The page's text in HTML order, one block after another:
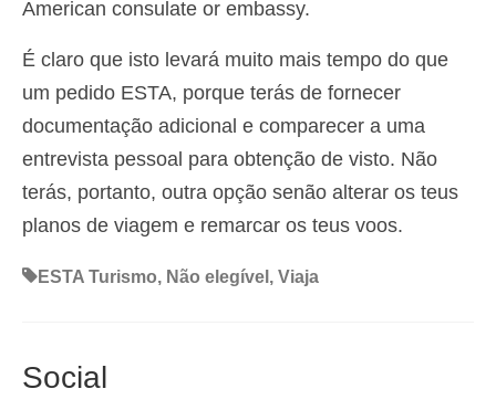
American consulate or embassy.
É claro que isto levará muito mais tempo do que
um pedido ESTA, porque terás de fornecer
documentação adicional e comparecer a uma
entrevista pessoal para obtenção de visto. Não
terás, portanto, outra opção senão alterar os teus
planos de viagem e remarcar os teus voos.
ESTA Turismo, Não elegível , Viaja
Social